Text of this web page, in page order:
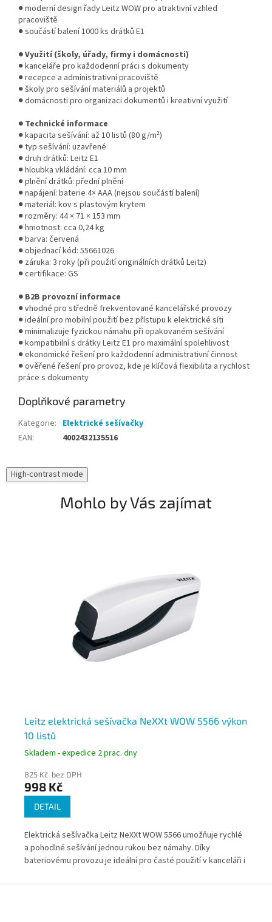
● moderní design řady Leitz WOW pro atraktivní vzhled
pracoviště
● součástí balení 1000 ks drátků E1
● Využití (školy, úřady, firmy i domácnosti)
● kanceláře pro každodenní práci s dokumenty
● recepce a administrativní pracoviště
● školy pro sešívání materiálů a projektů
● domácnosti pro organizaci dokumentů i kreativní využití
● Technické informace
● kapacita sešívání: až 10 listů (80 g/m²)
● typ sešívání: uzavřené
● druh drátků: Leitz E1
● hloubka vkládání: cca 10 mm
● plnění drátků: přední plnění
● napájení: baterie 4× AAA (nejsou součástí balení)
● materiál: kov s plastovým krytem
● rozměry: 44 × 71 × 153 mm
● hmotnost: cca 0,24 kg
● barva: červená
● objednací kód: 55661026
● záruka: 3 roky (při použití originálních drátků Leitz)
● certifikace: GS
● B2B provozní informace
● vhodné pro středně frekventované kancelářské provozy
● ideální pro mobilní použití bez přístupu k elektrické síti
● minimalizuje fyzickou námahu při opakovaném sešívání
● kompatibilní s drátky Leitz E1 pro maximální spolehlivost
● ekonomické řešení pro každodenní administrativní činnost
● ověřené řešení pro provoz, kde je klíčová flexibilita a rychlost
práce s dokumenty
Doplňkové parametry
Kategorie: Elektrické sešívačky
EAN: 4002432135516
High-contrast mode
Mohlo by Vás zajímat
Leitz elektrická sešívačka NeXXt WOW 5566 výkon
10 listů
Skladem - expedice 2 prac. dny
825 Kč bez DPH
998 Kč
DETAIL
Elektrická sešívačka Leitz NeXXt WOW 5566 umožňuje rychlé
a pohodlné sešívání jednou rukou bez námahy. Díky
bateriovému provozu je ideální pro časté použití v kanceláři i
Leitz E1.